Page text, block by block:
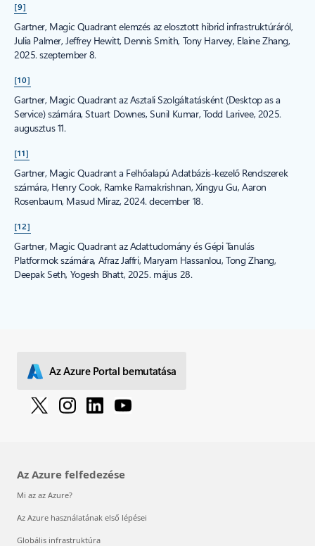
[9]
Gartner, Magic Quadrant elemzés az elosztott hibrid infrastruktúráról,
Julia Palmer, Jeffrey Hewitt, Dennis Smith, Tony Harvey, Elaine Zhang,
2025. szeptember 8.
[10]
Gartner, Magic Quadrant az Asztali Szolgáltatásként (Desktop as a
Service) számára, Stuart Downes, Sunil Kumar, Todd Larivee, 2025.
augusztus 11.
[11]
Gartner, Magic Quadrant a Felhőalapú Adatbázis-kezelő Rendszerek
számára, Henry Cook, Ramke Ramakrishnan, Xingyu Gu, Aaron
Rosenbaum, Masud Miraz, 2024. december 18.
[12]
Gartner, Magic Quadrant az Adattudomány és Gépi Tanulás
Platformok számára, Afraz Jaffri, Maryam Hassanlou, Tong Zhang,
Deepak Seth, Yogesh Bhatt, 2025. május 28.
Az Azure Portal bemutatása
Az Azure felfedezése
Mi az az Azure?
Az Azure használatának első lépései
Globális infrastruktúra